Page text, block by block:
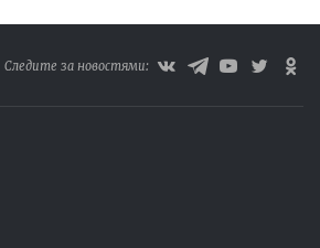
Следите за новостями: